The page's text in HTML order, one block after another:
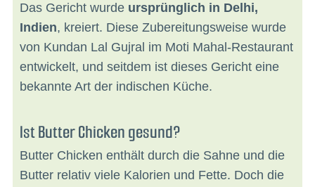
Das Gericht wurde ursprünglich in Delhi,
Indien, kreiert. Diese Zubereitungsweise wurde
von Kundan Lal Gujral im Moti Mahal-Restaurant
entwickelt, und seitdem ist dieses Gericht eine
bekannte Art der indischen Küche.
Ist Butter Chicken gesund?
Butter Chicken enthält durch die Sahne und die
Butter relativ viele Kalorien und Fette. Doch die